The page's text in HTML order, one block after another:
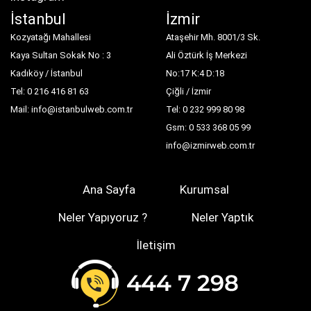
İstanbul
Kozyatağı Mahallesi
Kaya Sultan Sokak No : 3
Kadıköy / İstanbul
Tel: 0 216 416 81 63
Mail: info@istanbulweb.com.tr
İzmir
Ataşehir Mh. 8001/3 Sk.
Ali Öztürk İş Merkezi
No:17 K:4 D:18
Çiğli / İzmir
Tel: 0 232 999 80 98
Gsm: 0 533 368 05 99
info@izmirweb.com.tr
Ana Sayfa
Kurumsal
Neler Yapıyoruz ?
Neler Yaptık
İletişim